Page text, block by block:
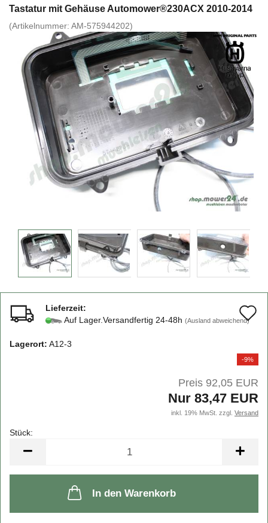
Tas­ta­tur mit Ge­häu­se Au­to­mower®230ACX 2010-​2014
(Ar­ti­kel­num­mer: AM-​575944202)
Lieferzeit:
Auf Lager.Versandfertig 24-48h (Ausland abweichend)
Lagerort: A12-3
-9%
Preis 92,05 EUR
Nur 83,47 EUR
inkl. 19% MwSt. zzgl. Versand
Stück:
In den Warenkorb